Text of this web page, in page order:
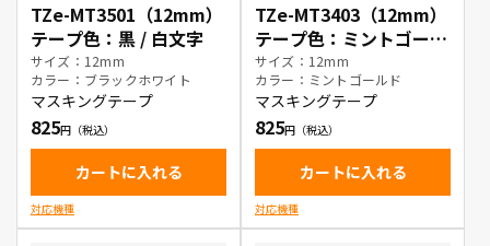
TZe-MT3501（12mm）
テープ色：黒 / 白文字
サイズ：12mm
カラー：ブラックホワイト
マスキングテープ
825
カートに入れる
対応機種
TZe-MT3403（12mm）
テープ色：ミントゴール
ド / 金文字
サイズ：12mm
カラー：ミントゴールド
マスキングテープ
825
カートに入れる
対応機種